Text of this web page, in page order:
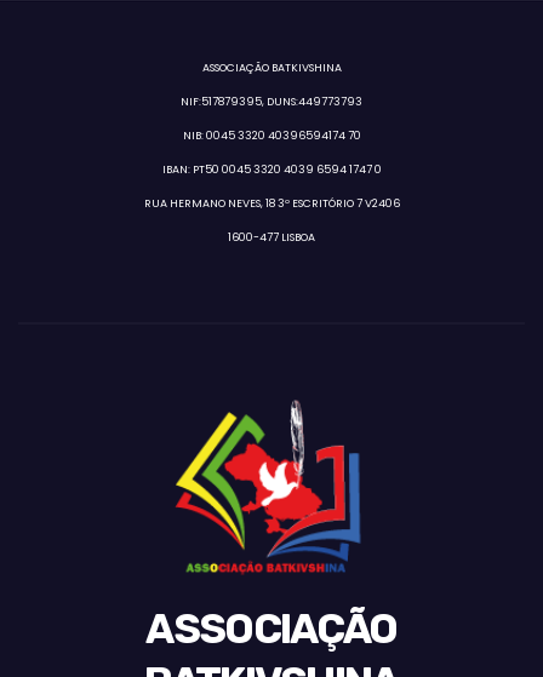
ASSOCIAÇÃO BATKIVSHINA
NIF:517879395, DUNS:449773793
NIB: 0045 3320 40396594174 70
IBAN: PT50 0045 3320 4039 6594 1747 0
RUA HERMANO NEVES, 18 3º ESCRITÓRIO 7 V2406
1600-477 LISBOA
ASSOCIAÇÃO